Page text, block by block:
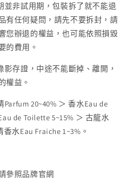
並非試用期，包裝拆了就不能退
有任何疑問，請先不要拆封，請
您辦退的權益，也可能依照損毀
的費用。
存證，中途不能斷掉、離開，
權益。
Parfum 20~40% ＞ 香水Eau de
de Toilette 5~15% ＞ 古龍水
水Eau Fraiche 1~3%。
參照品牌官網